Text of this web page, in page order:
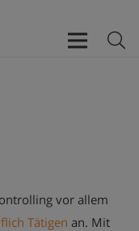
vor allem
Tätigen an. Mit